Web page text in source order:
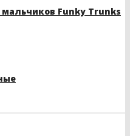
Funky Trunks